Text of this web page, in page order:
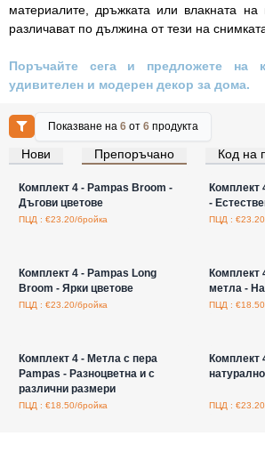
материалите, дръжката или влакната
различават по дължина от тези на
Поръчайте сега и предложете на
удивителен и модерен декор за дома.
Показване на6 от6 продукта
Нови Препоръчано Код на
Влезте за цени на едро
Комплект 4 - Pampas Broom -
Дъгови цветове
ПЦД : €23.20/бройка
Комплект
-
ПЦД :
Комплект 4 - Pampas Long
Broom - Ярки цветове
ПЦД : €23.20/бройка
Комплект
метла -
ПЦД :
Комплект 4 - Метла с пера
Pampas - Разноцветна и с
различни размери
ПЦД : €18.50/бройка
Комплект
натурално
ПЦД :